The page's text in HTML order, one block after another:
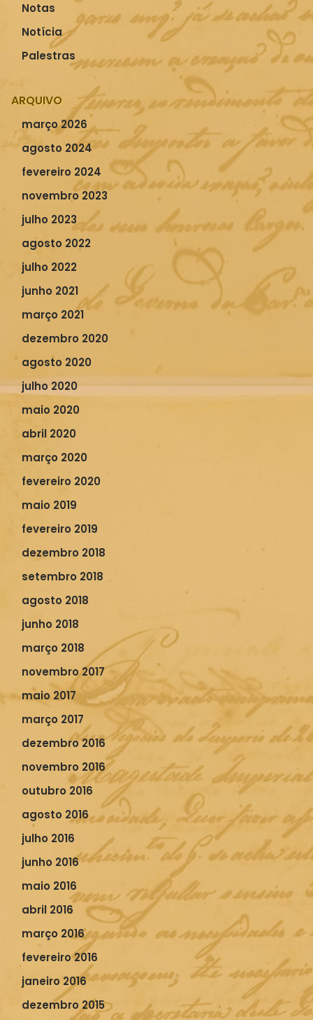
Notas
Notícia
Palestras
ARQUIVO
março 2026
agosto 2024
fevereiro 2024
novembro 2023
julho 2023
agosto 2022
julho 2022
junho 2021
março 2021
dezembro 2020
agosto 2020
julho 2020
maio 2020
abril 2020
março 2020
fevereiro 2020
maio 2019
fevereiro 2019
dezembro 2018
setembro 2018
agosto 2018
junho 2018
março 2018
novembro 2017
maio 2017
março 2017
dezembro 2016
novembro 2016
outubro 2016
agosto 2016
julho 2016
junho 2016
maio 2016
abril 2016
março 2016
fevereiro 2016
janeiro 2016
dezembro 2015